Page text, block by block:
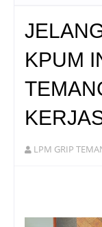
KPUM
LPM GRIP